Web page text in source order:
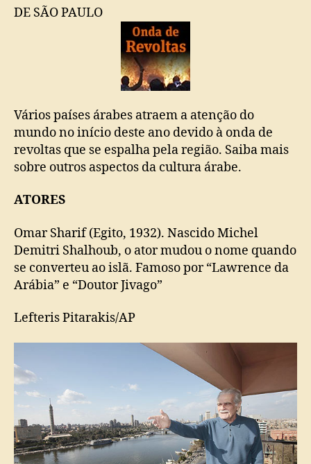
DE SÃO PAULO
Vários países árabes atraem a atenção do
mundo no início deste ano devido à onda de
revoltas que se espalha pela região. Saiba mais
sobre outros aspectos da cultura árabe.
ATORES
Omar Sharif (Egito, 1932). Nascido Michel
Demitri Shalhoub, o ator mudou o nome quando
se converteu ao islã. Famoso por “Lawrence da
Arábia” e “Doutor Jivago”
Lefteris Pitarakis/AP